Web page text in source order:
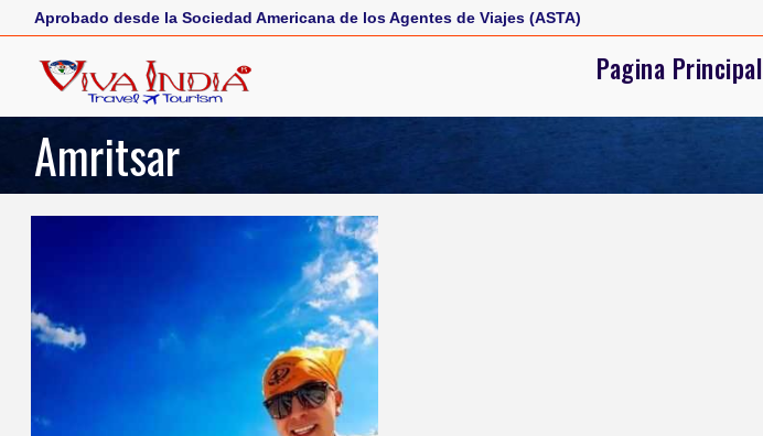
Aprobado desde la Sociedad Americana de los Agentes de Viajes (ASTA)
Pagina Principal
Amritsar